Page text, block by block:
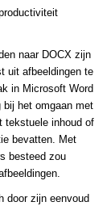
naar DOCX zijn
uit afbeeldingen te
in Microsoft Word
het omgaan met
tekstuele inhoud of
bevatten. Met
besteed zou
door zijn eenvoud